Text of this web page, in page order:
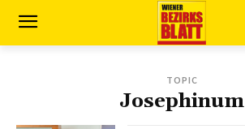
TOPIC
Josephinum